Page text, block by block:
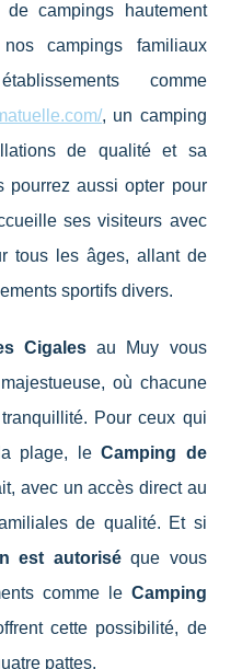
campings hautement
campings familiaux
comme
, un camping
de qualité et sa
pourrez aussi opter pour
ses visiteurs avec
tous les âges, allant de
sportifs divers.
Cigales au Muy vous
où chacune
Pour ceux qui
plage, leCamping de
avec un accès direct au
de qualité. Et si
est autoriséque vous
comme le Camping
cette possibilité, de
pattes.